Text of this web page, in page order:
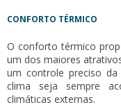
CONFORTO TÉRMICO
O conforto térmico
um dos maiores
um controle preciso
clima seja sempre
climáticas externas.